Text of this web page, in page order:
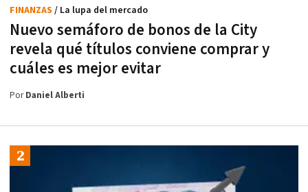
Nuevo semáforo de bonos de la City
revela qué títulos conviene comprar y
cuáles es mejor evitar
FINANZAS / La lupa del mercado
PorDaniel Alberti